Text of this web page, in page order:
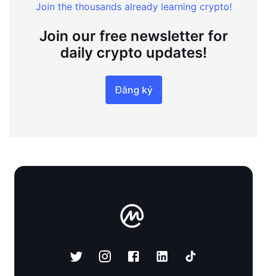
Join the thousands already learning crypto!
Join our free newsletter for
daily crypto updates!
Đăng ký